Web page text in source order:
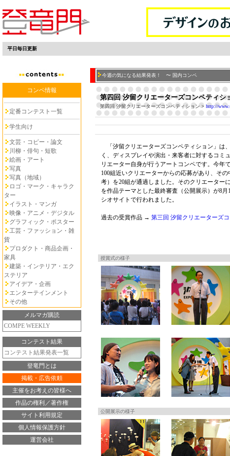
平日毎日更新
今週の気になる結果発表！ 〜 国内コンペ
コンペ情報
定番コンテスト一覧
学生向け
文芸・コピー・論文
川柳・俳句・短歌
絵画・アート
写真
写真（地域）
ロゴ・マーク・キャラク
ター
イラスト・マンガ
映像・アニメ・デジタル
グラフィック・ポスター
工芸・ファッション・雑
貨
プロダクト・商品企画・
家具
建築・インテリア・エク
ステリア
アイデア・企画
エンターテインメント
その他
メルマガ購読
COMPE WEEKLY
コンテスト結果
コンテスト結果発表一覧
登竜門とは
掲載・広告依頼
主催をお考えの皆様へ
作品の権利／著作権
サイト利用規定
個人情報保護方針
運営会社
第四回 汐留クリエーターズコンペティシ
第四回 汐留クリエーターズコンペティション > http://
「汐留クリエーターズコンペティション」は
く、ディスプレイや演出・来客者に対するコミ
リエーター自身が行うアートコンペです。今年
100組近いクリエーターからの応募があり、そ
考）を20組が通過しました。そのクリエーター
を作品テーマとした最終審査（公開展示）が8月
シオサイトで行われました。
過去の受賞作品 → 第三回 汐留クリエーターズ
授賞式の様子
公開展示の様子